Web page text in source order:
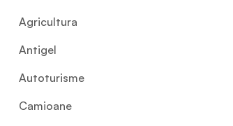
Agricultura
Antigel
Autoturisme
Camioane